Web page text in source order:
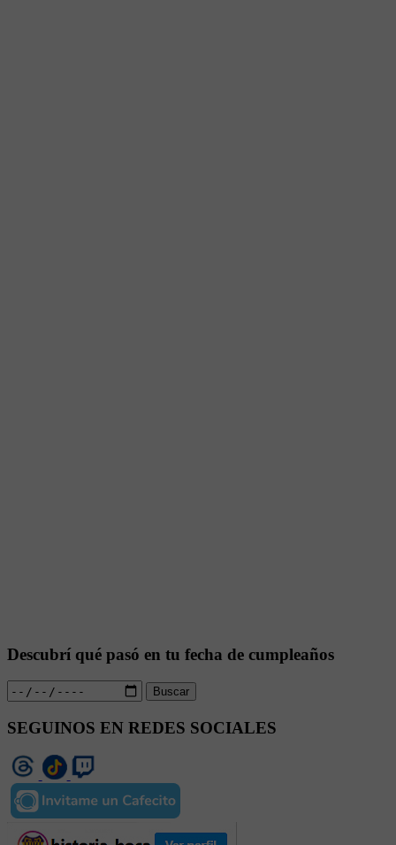
Descubrí qué pasó en tu fecha de cumpleaños
Buscar
SEGUINOS EN REDES SOCIALES